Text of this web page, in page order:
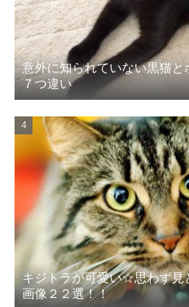
意外に知られていない黒猫と
７つ違い
キジトラが可愛い☆思わず見
画像２２選！！